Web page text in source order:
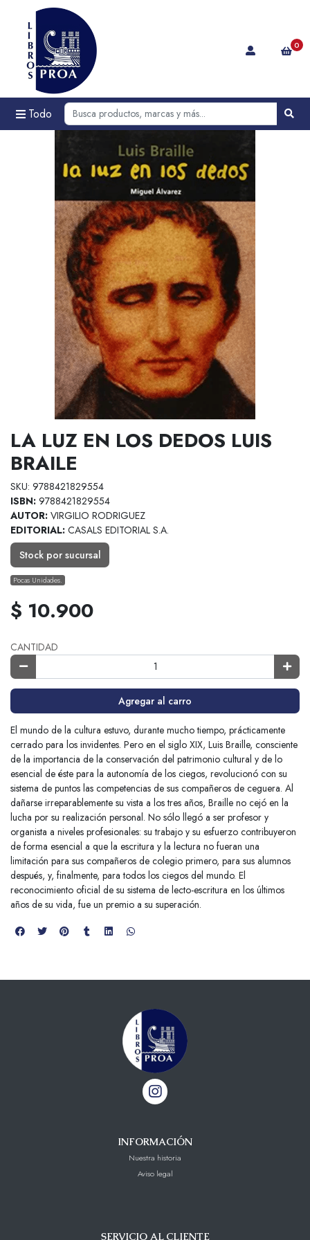
Todo
0
LA LUZ EN LOS DEDOS LUIS
BRAILE
SKU: 9788421829554
ISBN: 9788421829554
AUTOR: VIRGILIO RODRIGUEZ
EDITORIAL: CASALS EDITORIAL S.A.
Stock por sucursal
Pocas Unidades.
$ 10.900
CANTIDAD
Agregar al carro
El mundo de la cultura estuvo, durante mucho tiempo, prácticamente
cerrado para los invidentes. Pero en el siglo XIX, Luis Braille, consciente
de la importancia de la conservación del patrimonio cultural y de lo
esencial de éste para la autonomía de los ciegos, revolucionó con su
sistema de puntos las competencias de sus compañeros de ceguera. Al
dañarse irreparablemente su vista a los tres años, Braille no cejó en la
lucha por su realización personal. No sólo llegó a ser profesor y
organista a niveles profesionales: su trabajo y su esfuerzo contribuyeron
de forma esencial a que la escritura y la lectura no fueran una
limitación para sus compañeros de colegio primero, para sus alumnos
después, y, finalmente, para todos los ciegos del mundo. El
reconocimiento oficial de su sistema de lecto-escritura en los últimos
años de su vida, fue un premio a su superación.
INFORMACIÓN
Nuestra historia
Aviso legal
SERVICIO AL CLIENTE